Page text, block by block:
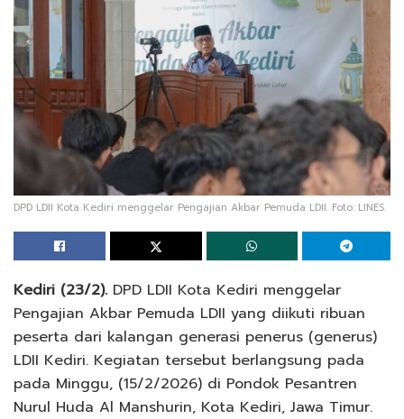
DPD LDII Kota Kediri menggelar Pengajian Akbar Pemuda LDII. Foto: LINES.
Kediri (23/2).DPD LDII Kota Kediri menggelar
Pengajian Akbar Pemuda LDII yang diikuti ribuan
peserta dari kalangan generasi penerus (generus)
LDII Kediri. Kegiatan tersebut berlangsung pada
pada Minggu, (15/2/2026) di Pondok Pesantren
Nurul Huda Al Manshurin, Kota Kediri, Jawa Timur.